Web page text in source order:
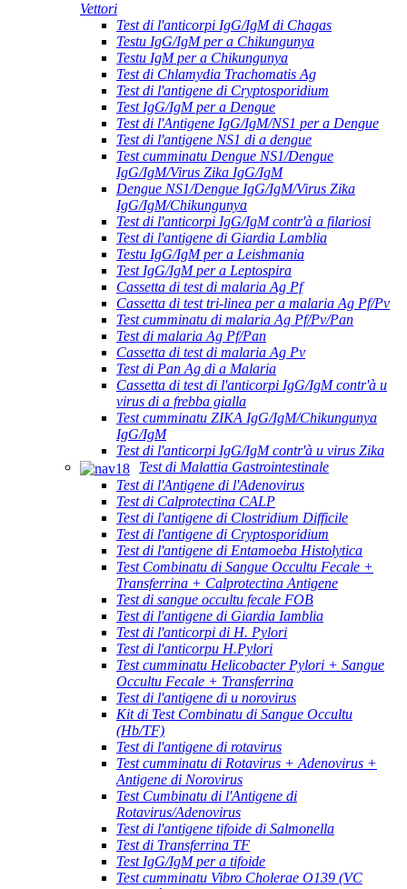
Vettori
Test di l'anticorpi IgG/IgM di Chagas
Testu IgG/IgM per a Chikungunya
Testu IgM per a Chikungunya
Test di Chlamydia Trachomatis Ag
Test di l'antigene di Cryptosporidium
Test IgG/IgM per a Dengue
Test di l'Antigene IgG/IgM/NS1 per a Dengue
Test di l'antigene NS1 di a dengue
Test cumminatu Dengue NS1/Dengue
IgG/IgM/Virus Zika IgG/IgM
Dengue NS1/Dengue IgG/IgM/Virus Zika
IgG/IgM/Chikungunya
Test di l'anticorpi IgG/IgM contr'à a filariosi
Test di l'antigene di Giardia Lamblia
Testu IgG/IgM per a Leishmania
Test IgG/IgM per a Leptospira
Cassetta di test di malaria Ag Pf
Cassetta di test tri-linea per a malaria Ag Pf/Pv
Test cumminatu di malaria Ag Pf/Pv/Pan
Test di malaria Ag Pf/Pan
Cassetta di test di malaria Ag Pv
Test di Pan Ag di a Malaria
Cassetta di test di l'anticorpi IgG/IgM contr'à u
virus di a frebba gialla
Test cumminatu ZIKA IgG/IgM/Chikungunya
IgG/IgM
Test di l'anticorpi IgG/IgM contr'à u virus Zika
Test di Malattia Gastrointestinale
Test di l'Antigene di l'Adenovirus
Test di Calprotectina CALP
Test di l'antigene di Clostridium Difficile
Test di l'antigene di Cryptosporidium
Test di l'antigene di Entamoeba Histolytica
Test Combinatu di Sangue Occultu Fecale +
Transferrina + Calprotectina Antigene
Test di sangue occultu fecale FOB
Test di l'antigene di Giardia Iamblia
Test di l'anticorpi di H. Pylori
Test di l'anticorpu H.Pylori
Test cumminatu Helicobacter Pylori + Sangue
Occultu Fecale + Transferrina
Test di l'antigene di u norovirus
Kit di Test Combinatu di Sangue Occultu
(Hb/TF)
Test di l'antigene di rotavirus
Test cumminatu di Rotavirus + Adenovirus +
Antigene di Norovirus
Test Cumbinatu di l'Antigene di
Rotavirus/Adenovirus
Test di l'antigene tifoide di Salmonella
Test di Transferrina TF
Test IgG/IgM per a tifoide
Test cumminatu Vibro Cholerae O139 (VC